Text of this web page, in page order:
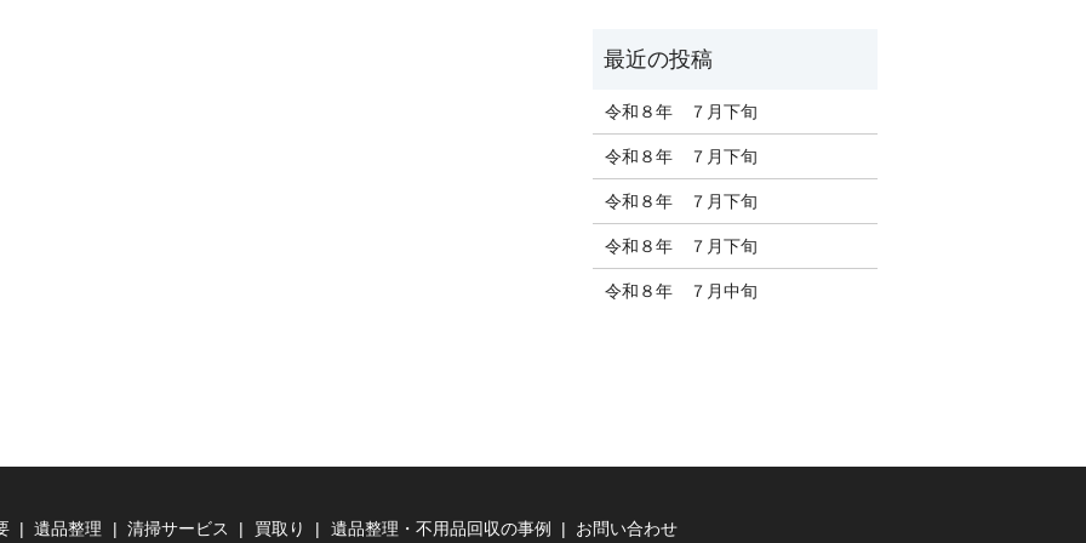
令和８年 ７月下旬
令和８年 ７月下旬
令和８年 ７月下旬
令和８年 ７月下旬
令和８年 ７月中旬
遺品整理 清掃サービス 買取り 遺品整理・不用品回収の事例 お問い合わせ